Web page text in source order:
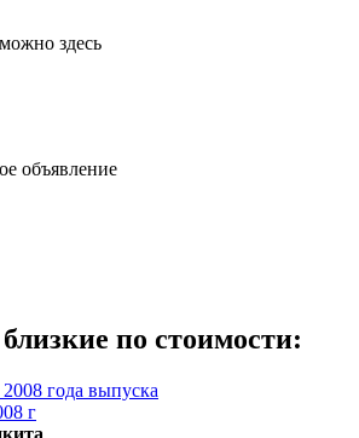
здесь
объявление
по стоимости:
г